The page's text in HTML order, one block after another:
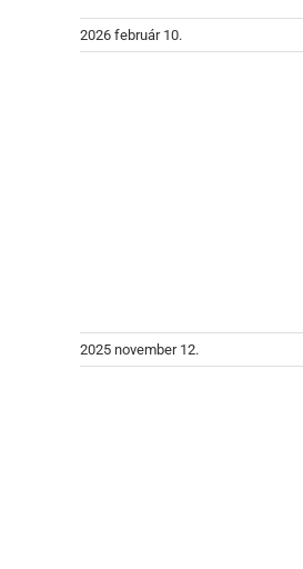
2026 február 10.
2025 november 12.